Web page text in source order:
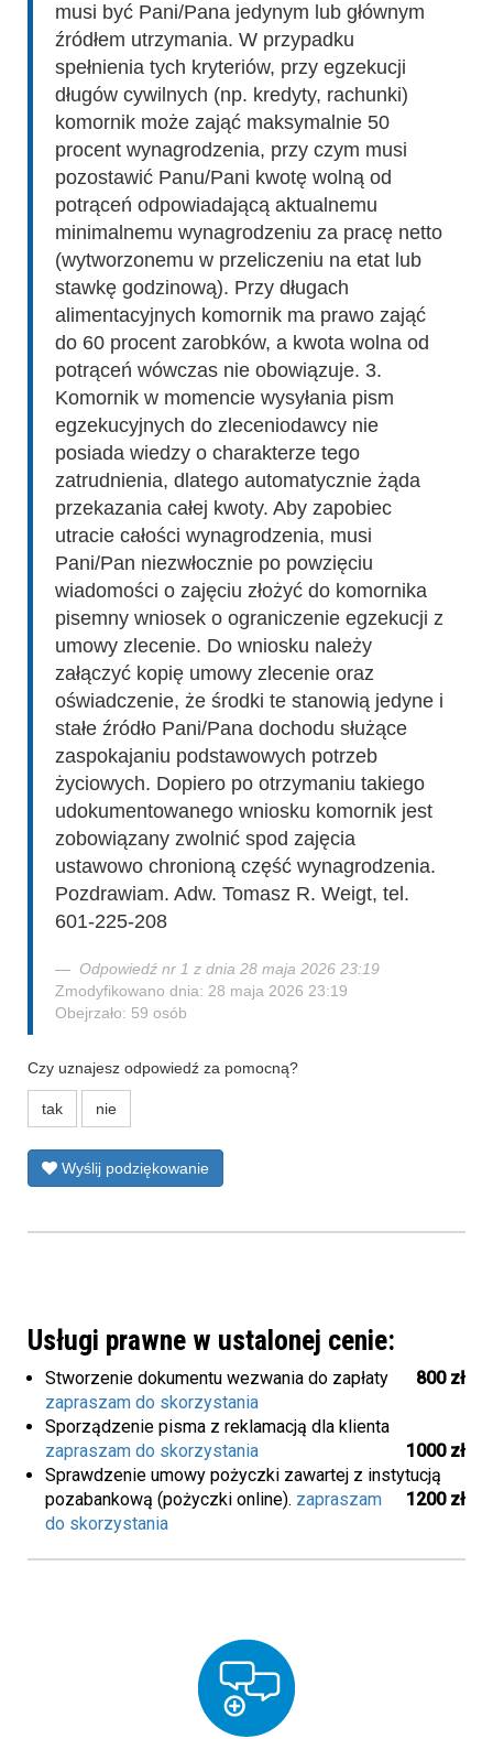
musi być Pani/Pana jedynym lub głównym
źródłem utrzymania. W przypadku
spełnienia tych kryteriów, przy egzekucji
długów cywilnych (np. kredyty, rachunki)
komornik może zająć maksymalnie 50
procent wynagrodzenia, przy czym musi
pozostawić Panu/Pani kwotę wolną od
potrąceń odpowiadającą aktualnemu
minimalnemu wynagrodzeniu za pracę netto
(wytworzonemu w przeliczeniu na etat lub
stawkę godzinową). Przy długach
alimentacyjnych komornik ma prawo zająć
do 60 procent zarobków, a kwota wolna od
potrąceń wówczas nie obowiązuje. 3.
Komornik w momencie wysyłania pism
egzekucyjnych do zleceniodawcy nie
posiada wiedzy o charakterze tego
zatrudnienia, dlatego automatycznie żąda
przekazania całej kwoty. Aby zapobiec
utracie całości wynagrodzenia, musi
Pani/Pan niezwłocznie po powzięciu
wiadomości o zajęciu złożyć do komornika
pisemny wniosek o ograniczenie egzekucji z
umowy zlecenie. Do wniosku należy
załączyć kopię umowy zlecenie oraz
oświadczenie, że środki te stanowią jedyne i
stałe źródło Pani/Pana dochodu służące
zaspokajaniu podstawowych potrzeb
życiowych. Dopiero po otrzymaniu takiego
udokumentowanego wniosku komornik jest
zobowiązany zwolnić spod zajęcia
ustawowo chronioną część wynagrodzenia.
Pozdrawiam. Adw. Tomasz R. Weigt, tel.
601-225-208
Odpowiedź nr 1 z dnia 28 maja 2026 23:19
Zmodyfikowano dnia: 28 maja 2026 23:19
Obejrzało: 59 osób
Czy uznajesz odpowiedź za pomocną?
tak nie
Wyślij podziękowanie
Usługi prawne w ustalonej cenie:
Stworzenie dokumentu wezwania do zapłaty
800 zł
zapraszam do skorzystania
Sporządzenie pisma z reklamacją dla klienta
1000 zł
zapraszam do skorzystania
Sprawdzenie umowy pożyczki zawartej z instytucją
pozabankową (pożyczki online).
1200 zł
zapraszam
do skorzystania